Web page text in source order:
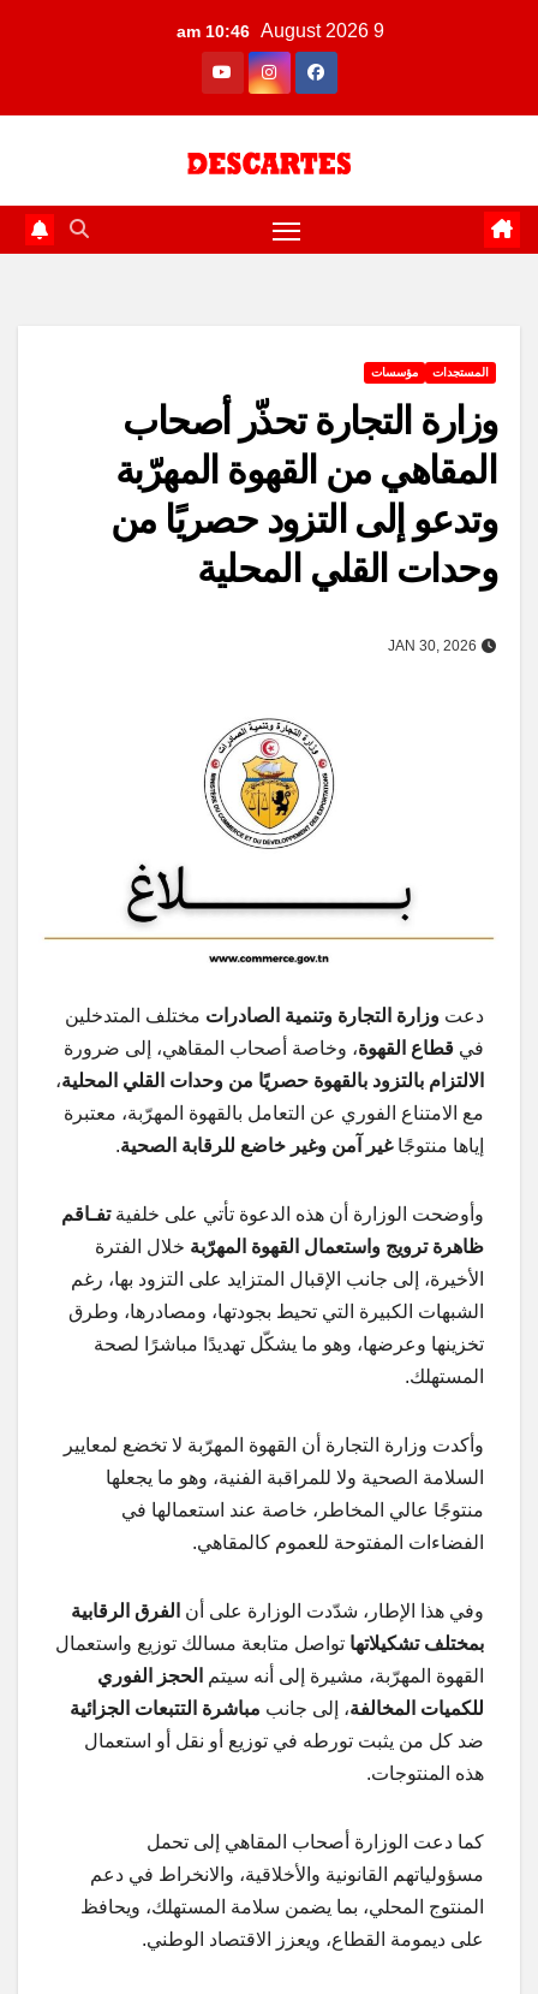
9 August 2026
10:46 am
المستجدات مؤسسات
وزارة التجارة تحذّر أصحاب
المقاهي من القهوة المهرّبة
وتدعو إلى التزود حصريًا من
وحدات القلي المحلية
JAN 30, 2026
دعت وزارة التجارة وتنمية الصادرات مختلف المتدخلين
في قطاع القهوة، وخاصة أصحاب المقاهي، إلى ضرورة
الالتزام بالتزود بالقهوة حصريًا من وحدات القلي المحلية،
مع الامتناع الفوري عن التعامل بالقهوة المهرّبة، معتبرة
إياها منتوجًاغير آمن وغير خاضع للرقابة الصحية.
وأوضحت الوزارة أن هذه الدعوة تأتي على خلفيةتفـاقم
ظاهرة ترويج واستعمال القهوة المهرّبة خلال الفترة
الأخيرة، إلى جانب الإقبال المتزايد على التزود بها، رغم
الشبهات الكبيرة التي تحيط بجودتها، ومصادرها، وطرق
تخزينها وعرضها، وهو ما يشكّل تهديدًا مباشرًا لصحة
المستهلك.
وأكدت وزارة التجارة أن القهوة المهرّبة لا تخضع لمعايير
السلامة الصحية ولا للمراقبة الفنية، وهو ما يجعلها
منتوجًا عالي المخاطر، خاصة عند استعمالها في
الفضاءات المفتوحة للعموم كالمقاهي.
وفي هذا الإطار، شدّدت الوزارة على أن الفرق الرقابية
بمختلف تشكيلاتها تواصل متابعة مسالك توزيع واستعمال
القهوة المهرّبة، مشيرة إلى أنه سيتم
الحجز الفوري
للكميات المخالفة، إلى جانب مباشرة التتبعات الجزائية
ضد كل من يثبت تورطه في توزيع أو نقل أو استعمال
هذه المنتوجات.
كما دعت الوزارة أصحاب المقاهي إلى تحمل
مسؤولياتهم القانونية والأخلاقية، والانخراط في دعم
المنتوج المحلي، بما يضمن سلامة المستهلك، ويحافظ
على ديمومة القطاع، ويعزز الاقتصاد الوطني.